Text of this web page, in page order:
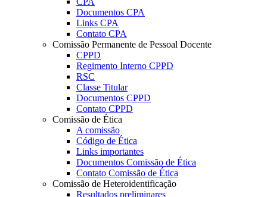
Documentos CPA
Links CPA
Contato CPA
Comissão Permanente de Pessoal Docente
CPPD
Regimento Interno CPPD
RSC
Classe Titular
Documentos CPPD
Contato CPPD
Comissão de Ética
A comissão
Código de Ética
Links importantes
Documentos Comissão de Ética
Contato Comissão de Ética
Comissão de Heteroidentificação
Resultados preliminares